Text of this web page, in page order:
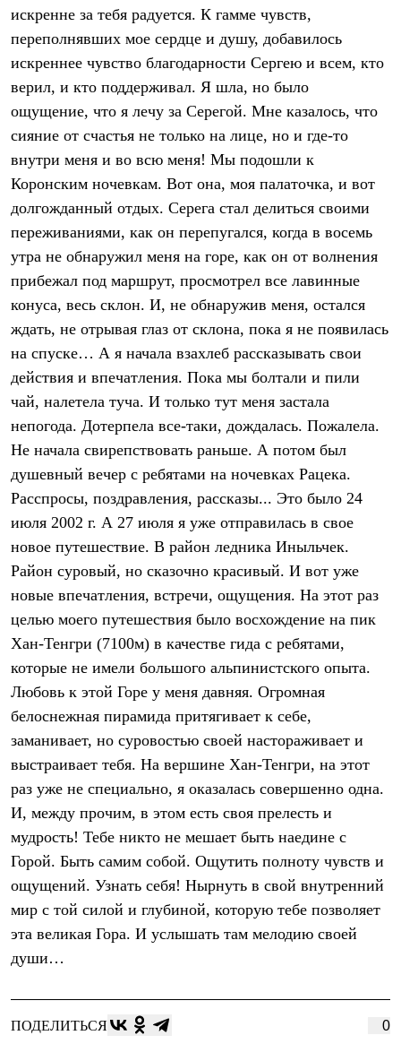
ПОДЕЛИТЬСЯ 0